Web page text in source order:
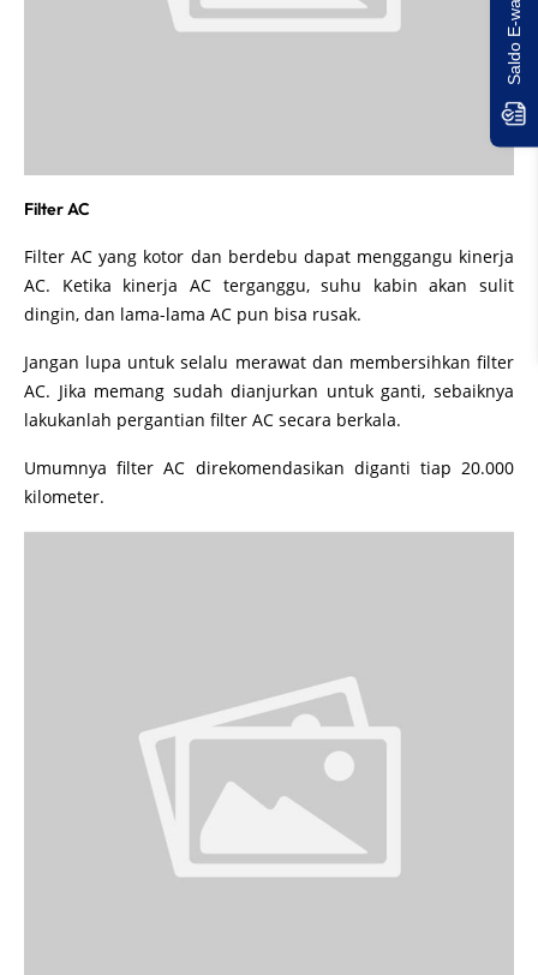
Filter AC
Filter AC yang kotor dan berdebu dapat menggangu kinerja
AC. Ketika kinerja AC terganggu, suhu kabin akan sulit
dingin, dan lama-lama AC pun bisa rusak.
Jangan lupa untuk selalu merawat dan membersihkan filter
AC. Jika memang sudah dianjurkan untuk ganti, sebaiknya
lakukanlah pergantian filter AC secara berkala.
Umumnya filter AC direkomendasikan diganti tiap 20.000
kilometer.